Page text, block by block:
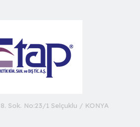
Sok. No:23/1 Selçuklu / KONYA